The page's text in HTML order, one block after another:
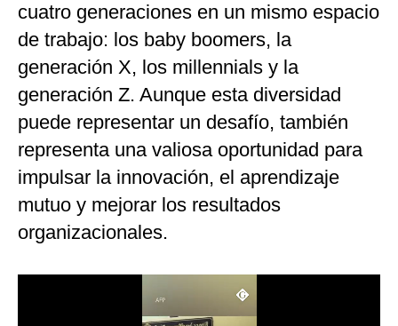
Club del Suscriptor
Mix
G de Gestión
Notas Contratadas
Podcast
Gestión TV
Videos
cuatro generaciones en un mismo espacio
de trabajo: los baby boomers, la
generación X, los millennials y la
generación Z. Aunque esta diversidad
puede representar un desafío, también
representa una valiosa oportunidad para
impulsar la innovación, el aprendizaje
mutuo y mejorar los resultados
organizacionales.